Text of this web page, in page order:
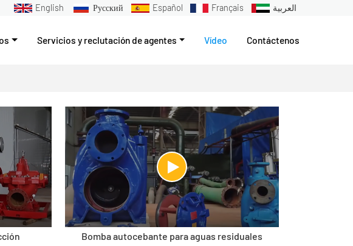
English Русский Español Français العربية
Servicios y reclutación de agentes Vídeo Contáctenos
Bomba autocebante para aguas residuales